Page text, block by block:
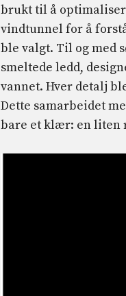
brukt til å
vindtunnel for å
ble valgt. Til og med
smeltede ledd,
vannet. Hver detalj
Dette samarbeidet
bare et klær: en liten